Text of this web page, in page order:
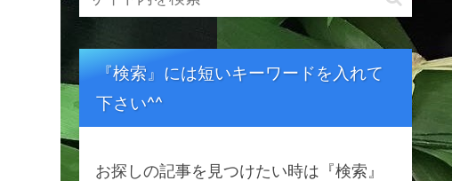
『検索』には短いキーワードを入れて
下さい^^
お探しの記事を見つけたい時は『検索』